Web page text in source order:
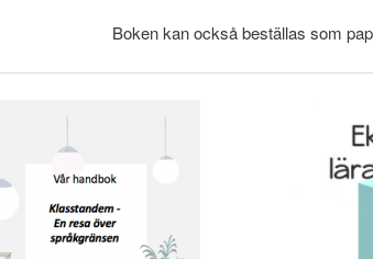
Boken kan också beställas som